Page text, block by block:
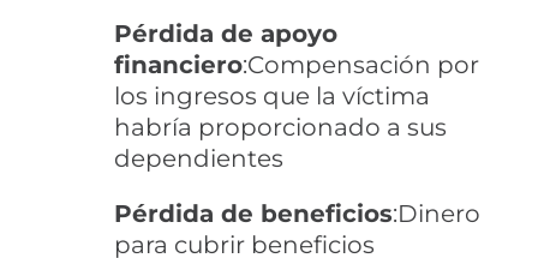
Pérdida de apoyo
financiero:Compensación por
los ingresos que la víctima
habría proporcionado a sus
dependientes
Pérdida de beneficios:Dinero
para cubrir beneficios